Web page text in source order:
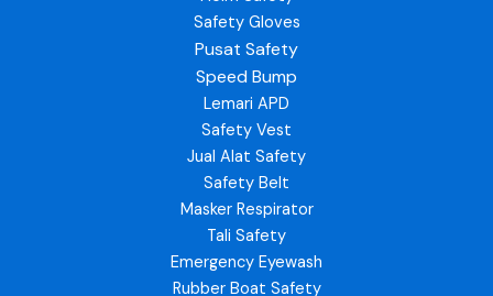
Safety Gloves
Pusat Safety
Speed Bump
Lemari APD
Safety Vest
Jual Alat Safety
Safety Belt
Masker Respirator
Tali Safety
Emergency Eyewash
Rubber Boat Safety